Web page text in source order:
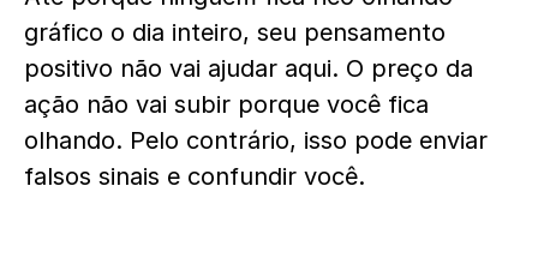
gráfico o dia inteiro, seu pensamento
positivo não vai ajudar aqui. O preço da
ação não vai subir porque você fica
olhando. Pelo contrário, isso pode enviar
falsos sinais e confundir você.